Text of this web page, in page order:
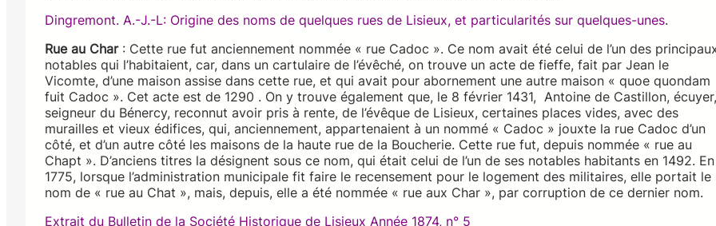
Dingremont. A.-J.-L: Origine des noms de quelques rues de Lisieux, et particularités sur quelques-unes.
Rue au Char: Cette rue fut anciennement nommée « rue Cadoc ». Ce nom avait été celui de l’un des
notables qui l’habitaient, car, dans un cartulaire de l’évêché, on trouve un acte de fieffe, fait par Jean le
Vicomte, d’une maison assise dans cette rue, et qui avait pour abornement une autre maison « quoe quondam
fuit Cadoc ». Cet acte est de 1290 . On y trouve également que, le 8 février 1431, Antoine de Castillon, écuyer,
seigneur du Bénercy, reconnut avoir pris à rente, de l’évêque de Lisieux, certaines places vides, avec des
murailles et vieux édifices, qui, anciennement, appartenaient à un nommé « Cadoc » jouxte la rue Cadoc d’un
côté, et d’un autre côté les maisons de la haute rue de la Boucherie. Cette rue fut, depuis nommée « rue au
Chapt ». D’anciens titres la désignent sous ce nom, qui était celui de l’un de ses notables habitants en 1492. En
1775, lorsque l’administration municipale fit faire le recensement pour le logement des militaires, elle portait le
nom de « rue au Chat », mais, depuis, elle a été nommée « rue aux Char », par corruption de ce dernier nom.
Extrait du Bulletin de la Société Historique de Lisieux Année 1874, n° 5